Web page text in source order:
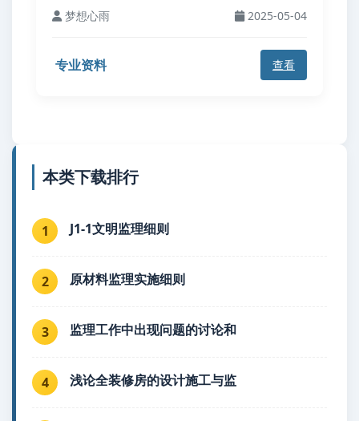
梦想心雨 2025-05-04
专业资料 查看
本类下载排行
1 J1-1文明监理细则
2 原材料监理实施细则
3 监理工作中出现问题的讨论和
4 浅论全装修房的设计施工与监